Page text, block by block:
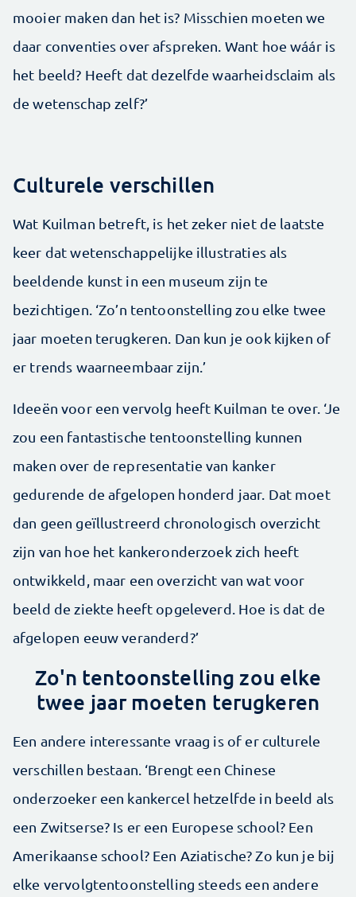
mooier maken dan het is? ­Misschien moeten we
daar conventies over afspreken. Want hoe wáár is
het beeld? Heeft dat dezelfde waarheidsclaim als
de wetenschap zelf?’
Culturele verschillen
Wat Kuilman betreft, is het zeker niet de laatste
keer dat wetenschappelijke illustraties als
beeldende kunst in een museum zijn te
bezichtigen. ‘Zo’n tentoonstelling zou elke twee
jaar moeten terugkeren. Dan kun je ook kijken of
er trends waarneembaar zijn.’
Ideeën voor een vervolg heeft Kuilman te over. ‘Je
zou een fantastische tentoonstelling kunnen
maken over de representatie van kanker
gedurende de afgelopen honderd jaar. Dat moet
dan geen geïllustreerd chronologisch overzicht
zijn van hoe het kankeronderzoek zich heeft
ontwikkeld, maar een overzicht van wat voor
beeld de ziekte heeft opgeleverd. Hoe is dat de
afgelopen eeuw veranderd?’
Zo'n tentoonstelling zou elke
twee jaar moeten terugkeren
Een andere interessante vraag is of er culturele
verschillen bestaan. ‘Brengt een Chinese
onderzoeker een kankercel hetzelfde in beeld als
een Zwitserse? Is er een Europese school? Een
Amerikaanse school? Een Aziatische? Zo kun je bij
elke vervolgtentoonstelling steeds een andere